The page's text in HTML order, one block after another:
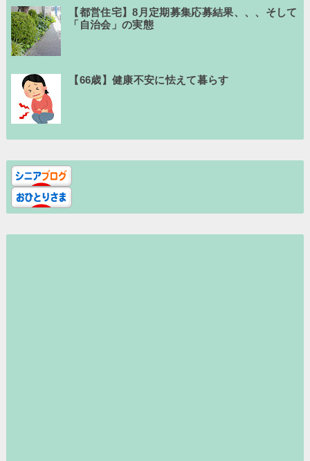
【都営住宅】8月定期募集応募結果、、、そして
「自治会」の実態
【66歳】健康不安に怯えて暮らす